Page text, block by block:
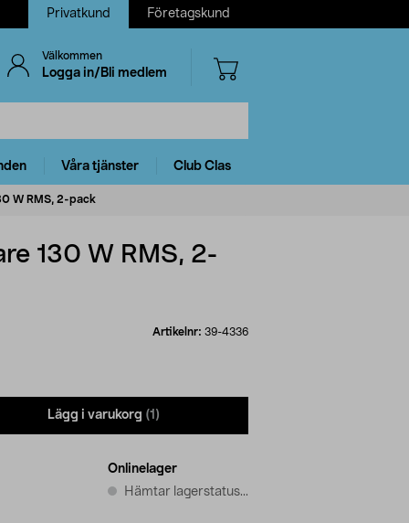
Privatkund Företagskund
Välkommen
Logga in/Bli medlem
Våra tjänster Club Clas
W RMS, 2-pack
130 W RMS, 2-
Artikelnr: 39-4336
Lägg i varukorg (1)
Onlinelager
Hämtar lagerstatus...